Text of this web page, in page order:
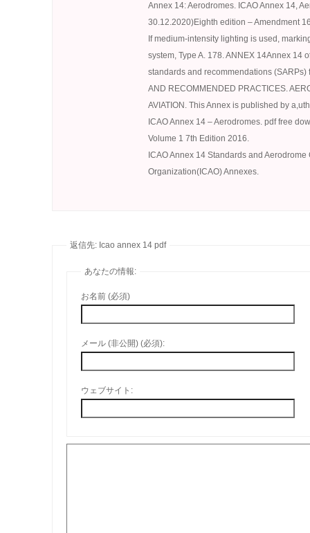
Annex 14: Aerodromes. ICAO Annex 14,
30.12.2020)Eighth edition – Amendment
If medium-intensity lighting is used,
system, Type A. 178. ANNEX 14Annex
standards and recommendations (SARPs)
AND RECOMMENDED PRACTICES.
AVIATION. This Annex is published by
ICAO Annex 14 – Aerodromes. pdf free
Volume 1 7th Edition 2016.
ICAO Annex 14 Standards and
Organization(ICAO) Annexes.
返信先: Icao annex 14 pdf
あなたの情報:
お名前 (必須)
メール (非公開) (必須):
ウェブサイト: